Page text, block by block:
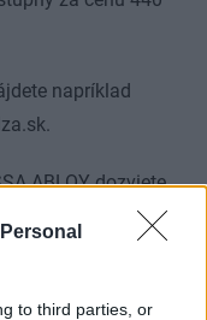
to third parties, or
napríklad
ABLOY dozviete